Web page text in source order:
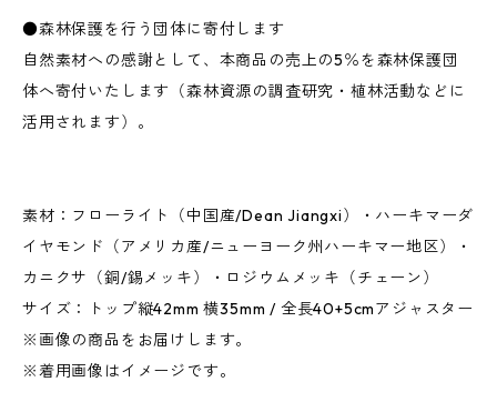
●森林保護を行う団体に寄付します
自然素材への感謝として、本商品の売上の5％を森林保護団
体へ寄付いたします（森林資源の調査研究・植林活動などに
活用されます）。
素材：フローライト（中国産/Dean Jiangxi）・ハーキマーダ
イヤモンド（アメリカ産/ニューヨーク州ハーキマー地区）・
カニクサ（銅/錫メッキ）・ロジウムメッキ（チェーン）
サイズ：トップ縦42mm 横35mm / 全長40+5cmアジャスター
※画像の商品をお届けします。
※着用画像はイメージです。